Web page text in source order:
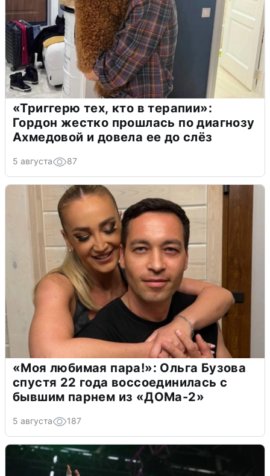
«Триггерю тех, кто в терапии»:
Гордон жестко прошлась по диагнозу
Ахмедовой и довела ее до слёз
5 августа 87
«Моя любимая пара!»: Ольга Бузова
спустя 22 года воссоединилась с
бывшим парнем из «ДОМа-2»
5 августа 187